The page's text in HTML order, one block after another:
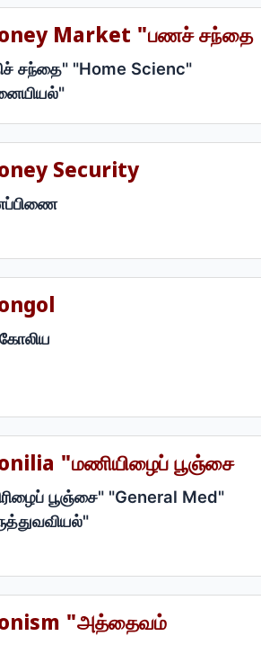
Market "பணச் சந்தை
சந்தை" "Home Scienc"
Security
"மணியிழைப் பூஞ்சை
பூஞ்சை" "General Med"
"அத்தைவம்